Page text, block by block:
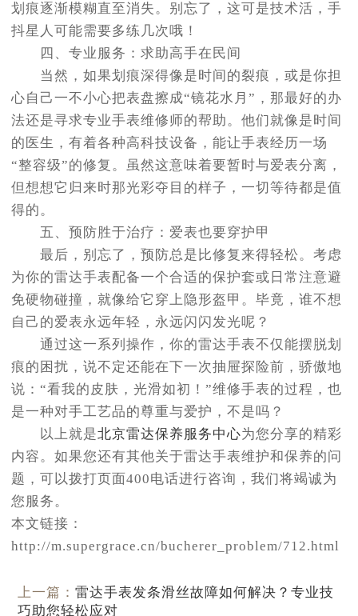
划痕逐渐模糊直至消失。别忘了，这可是技术活，手
抖星人可能需要多练几次哦！
四、专业服务：求助高手在民间
当然，如果划痕深得像是时间的裂痕，或是你担
心自己一不小心把表盘擦成“镜花水月”，那最好的办
法还是寻求专业手表维修师的帮助。他们就像是时间
的医生，有着各种高科技设备，能让手表经历一场
“整容级”的修复。虽然这意味着要暂时与爱表分离，
但想想它归来时那光彩夺目的样子，一切等待都是值
得的。
五、预防胜于治疗：爱表也要穿护甲
最后，别忘了，预防总是比修复来得轻松。考虑
为你的雷达手表配备一个合适的保护套或日常注意避
免硬物碰撞，就像给它穿上隐形盔甲。毕竟，谁不想
自己的爱表永远年轻，永远闪闪发光呢？
通过这一系列操作，你的雷达手表不仅能摆脱划
痕的困扰，说不定还能在下一次抽屉探险前，骄傲地
说：“看我的皮肤，光滑如初！”维修手表的过程，也
是一种对手工艺品的尊重与爱护，不是吗？
以上就是北京雷达保养服务中心为您分享的精彩
内容。如果您还有其他关于雷达手表维护和保养的问
题，可以拨打页面400电话进行咨询，我们将竭诚为
您服务。
本文链接：
http://m.supergrace.cn/bucherer_problem/712.html
上一篇：雷达手表发条滑丝故障如何解决？专业技
巧助您轻松应对